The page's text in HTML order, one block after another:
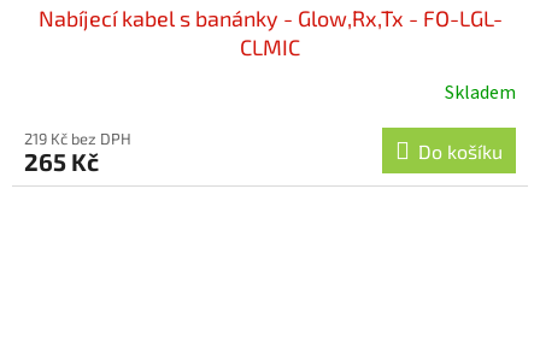
Nabíjecí kabel s banánky - Glow,Rx,Tx - FO-LGL-
CLMIC
Skladem
219 Kč bez DPH
265 Kč Do košíku